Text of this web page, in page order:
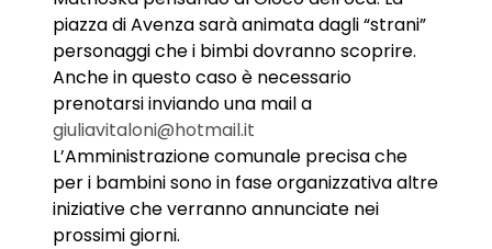
piazza di Avenza sarà animata dagli “strani”
personaggi che i bimbi dovranno scoprire.
Anche in questo caso è necessario
prenotarsi inviando una mail a
giuliavitaloni@hotmail.it
L’Amministrazione comunale precisa che
per i bambini sono in fase organizzativa altre
iniziative che verranno annunciate nei
prossimi giorni.